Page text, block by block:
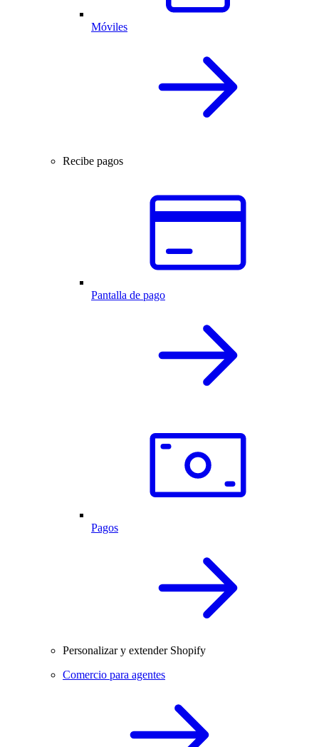
Móviles
Recibe pagos
Pantalla de pago
Pagos
Personalizar y extender Shopify
Comercio para agentes